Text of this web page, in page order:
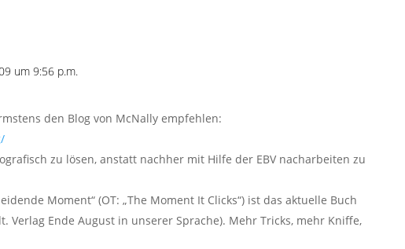
um 9:56 p.m.
den Blog von McNally empfehlen:
zu lösen, anstatt nachher mit Hilfe der EBV nacharbeiten zu
Moment“ (OT: „The Moment It Clicks“) ist das aktuelle Buch
Verlag Ende August in unserer Sprache). Mehr Tricks, mehr Kniffe,